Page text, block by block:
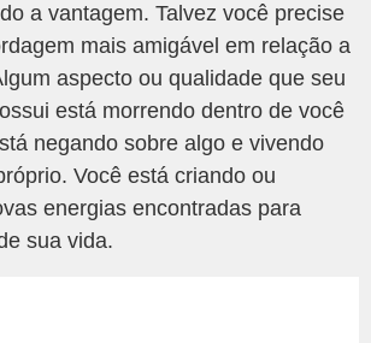
a vantagem. Talvez você precise
mais amigável em relação a
aspecto ou qualidade que seu
está morrendo dentro de você
negando sobre algo e vivendo
Você está criando ou
energias encontradas para
sua vida.